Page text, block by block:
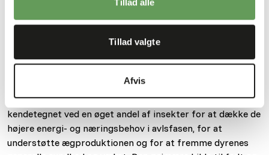
Tillad alle
Tillad valgte
Afvis
Om dette produkt
imødekomme de øgede ernæringsmæssige behov i
avlsfasen. Navnet siger det hele: Denne komplette diæt er
kendetegnet ved en øget andel af insekter for at dække de
højere energi- og næringsbehov i avlsfasen, for at
understøtte ægproduktionen og for at fremme dyrenes